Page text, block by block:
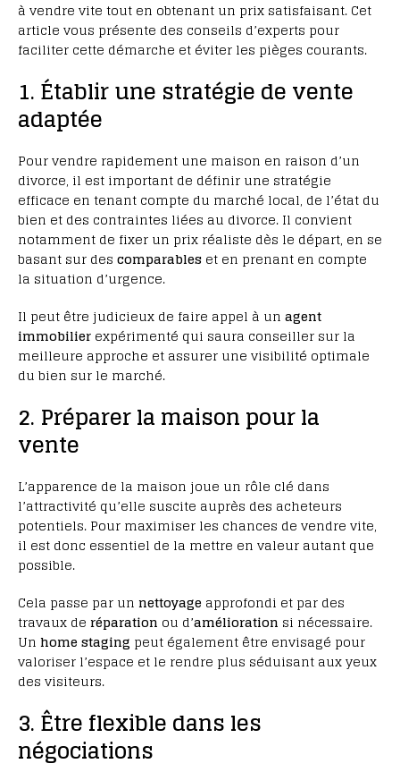
à vendre vite tout en obtenant un prix satisfaisant. Cet
article vous présente des conseils d’experts pour
faciliter cette démarche et éviter les pièges courants.
1. Établir une stratégie de vente
adaptée
Pour vendre rapidement une maison en raison d’un
divorce, il est important de définir une stratégie
efficace en tenant compte du marché local, de l’état du
bien et des contraintes liées au divorce. Il convient
notamment de fixer un prix réaliste dès le départ, en se
basant sur des comparables et en prenant en compte
la situation d’urgence.
Il peut être judicieux de faire appel à un agent
immobilier expérimenté qui saura conseiller sur la
meilleure approche et assurer une visibilité optimale
du bien sur le marché.
2. Préparer la maison pour la
vente
L’apparence de la maison joue un rôle clé dans
l’attractivité qu’elle suscite auprès des acheteurs
potentiels. Pour maximiser les chances de vendre vite,
il est donc essentiel de la mettre en valeur autant que
possible.
Cela passe par un nettoyage approfondi et par des
travaux de réparation ou d’amélioration si nécessaire.
Un home staging peut également être envisagé pour
valoriser l’espace et le rendre plus séduisant aux yeux
des visiteurs.
3. Être flexible dans les
négociations